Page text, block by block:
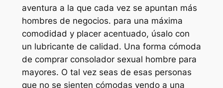
aventura a la que cada vez se apuntan más
hombres de negocios. para una máxima
comodidad y placer acentuado, úsalo con
un lubricante de calidad. Una forma cómoda
de comprar consolador sexual hombre para
mayores. O tal vez seas de esas personas
que no se sienten cómodas yendo a una